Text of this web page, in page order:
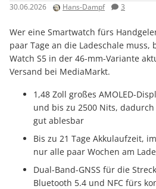
30.06.2026 Hans-Dampf 3
Wer eine Smartwatch fürs
paar Tage an die Ladeschale muss,
Watch S5 in der 46-mm-Variante
Versand bei MediaMarkt.
1,48 Zoll großes AMOLED-
und bis zu 2500 Nits,
gut ablesbar
Bis zu 21 Tage Akkulaufzeit,
nur alle paar Wochen am
Dual-Band-GNSS für die
Bluetooth 5.4 und NFC fürs